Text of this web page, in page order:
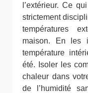
l’extérieur. Ce
strictement
températures
maison. En les
température
été. Isoler les
chaleur dans
de l’humidité